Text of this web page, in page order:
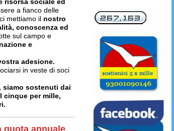
a fianco delle
mettiamo il nostro
conoscenza ed
sul campo e
e
adesione.
in veste di soci
siamo sostenuti dai
cinque per mille,
quota annuale